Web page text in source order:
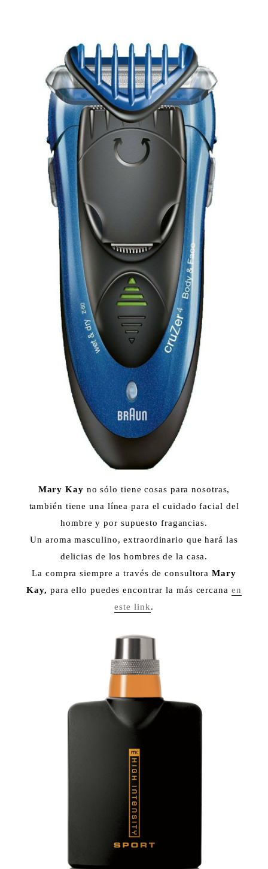
Mary Kay no sólo tiene cosas para nosotras,
también tiene una línea para el cuidado facial del
hombre y por supuesto fragancias.
Un aroma masculino, extraordinario que hará las
delicias de los hombres de la casa.
La compra siempre a través de consultoraMary
Kay, para ello puedes encontrar la más cercana en
este link.